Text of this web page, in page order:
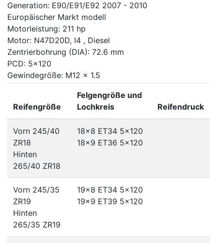
Generation: E90/E91/E92 2007 - 2010
Europäischer Markt modell
Motorleistung: 211 hp
Motor: N47D20D, I4 , Diesel
Zentrierbohrung (DIA): 72.6 mm
PCD: 5x120
Gewindegröße: M12 x 1.5
Reifengröße
Felgengröße und
Lochkreis
Reifendruck
Vorn 245/40
ZR18
Hinten
265/40 ZR18
18x8 ET34 5x120
18x9 ET36 5x120
Vorn 245/35
ZR19
Hinten
265/35 ZR19
19x8 ET34 5x120
19x9 ET39 5x120